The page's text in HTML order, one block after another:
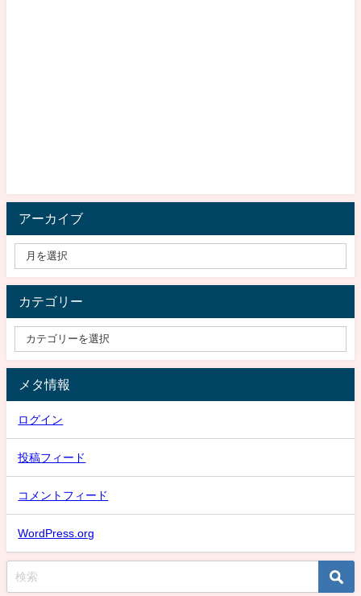
アーカイブ
カテゴリー
メタ情報
ログイン
投稿フィード
コメントフィード
WordPress.org